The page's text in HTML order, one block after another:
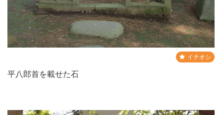
イチオシ
平八郎首を載せた石